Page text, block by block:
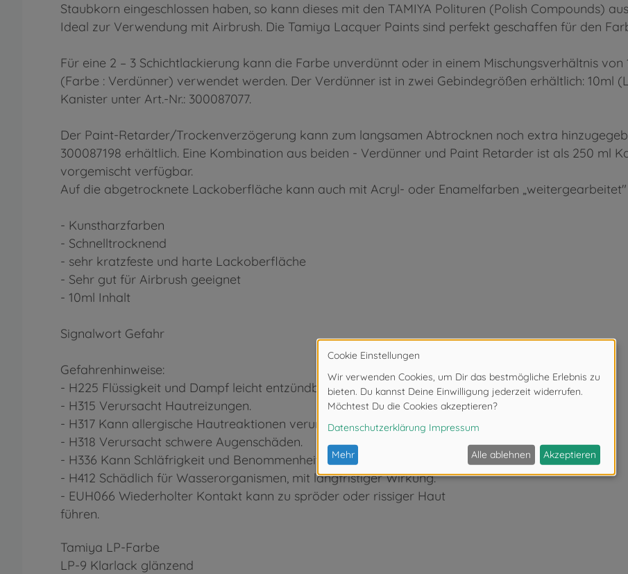
Staubkorn eingeschlossen haben, so kann dieses mit den TAMIYA Polituren (Polish Compounds)
Ideal zur Verwendung mit Airbrush. Die Tamiya Lacquer Paints sind perfekt geschaffen für den
Für eine 2 – 3 Schichtlackierung kann die Farbe unverdünnt oder in einem Mischungsverhältnis von
(Farbe : Verdünner) verwendet werden. Der Verdünner ist in zwei Gebindegrößen erhältlich: 10ml
Kanister unter Art.-Nr.: 300087077.
Der Paint-Retarder/Trockenverzögerung kann zum langsamen Abtrocknen noch extra
300087198 erhältlich. Eine Kombination aus beiden - Verdünner und Paint Retarder ist als 250 ml
vorgemischt verfügbar.
Auf die abgetrocknete Lackoberfläche kann auch mit Acryl- oder Enamelfarben
- Kunstharzfarben
- Schnelltrocknend
- sehr kratzfeste und harte Lackoberfläche
- Sehr gut für Airbrush geeignet
- 10ml Inhalt
Signalwort Gefahr
Gefahrenhinweise:
- H225 Flüssigkeit und Dampf leicht entzündbar.
- H315 Verursacht Hautreizungen.
- H317 Kann allergische Hautreaktionen verursachen.
- H318 Verursacht schwere Augenschäden.
- H336 Kann Schläfrigkeit und Benommenheit verursachen.
- H412 Schädlich für Wasserorganismen, mit langfristiger Wirkung.
- EUH066 Wiederholter Kontakt kann zu spröder oder rissiger Haut
führen.
Tamiya LP-Farbe
LP-9 Klarlack glänzend